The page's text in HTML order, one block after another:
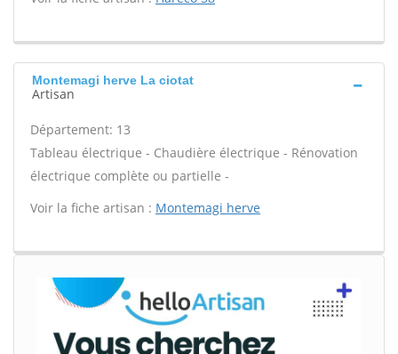
Montemagi herve La ciotat
Artisan
Département: 13
Tableau électrique - Chaudière électrique - Rénovation
électrique complète ou partielle -
Voir la fiche artisan : Montemagi herve